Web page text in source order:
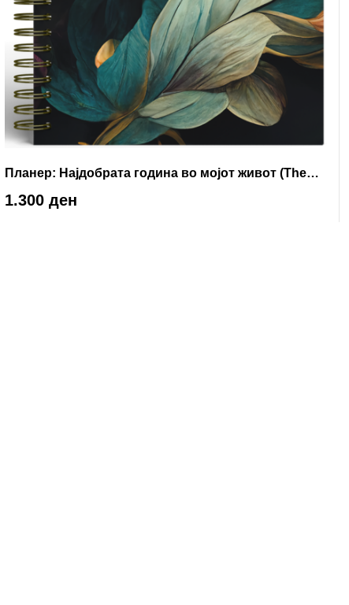
Планер: Најдобрата година во мојот живот (The
Sophisticated One)
1.300 ден